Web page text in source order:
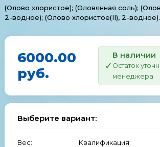
(Олово хлористое); (Оловянная соль);
2-водное); (Олово хлористое(II), 2-водное).
6000.00
руб.
В наличии
Остаток
менеджера
Выберите вариант:
Вес: Квалификация: